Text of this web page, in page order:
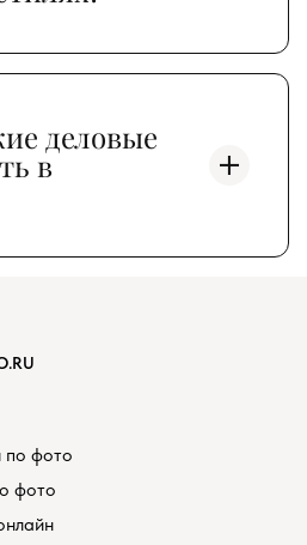
деловые
в
по фото
фото